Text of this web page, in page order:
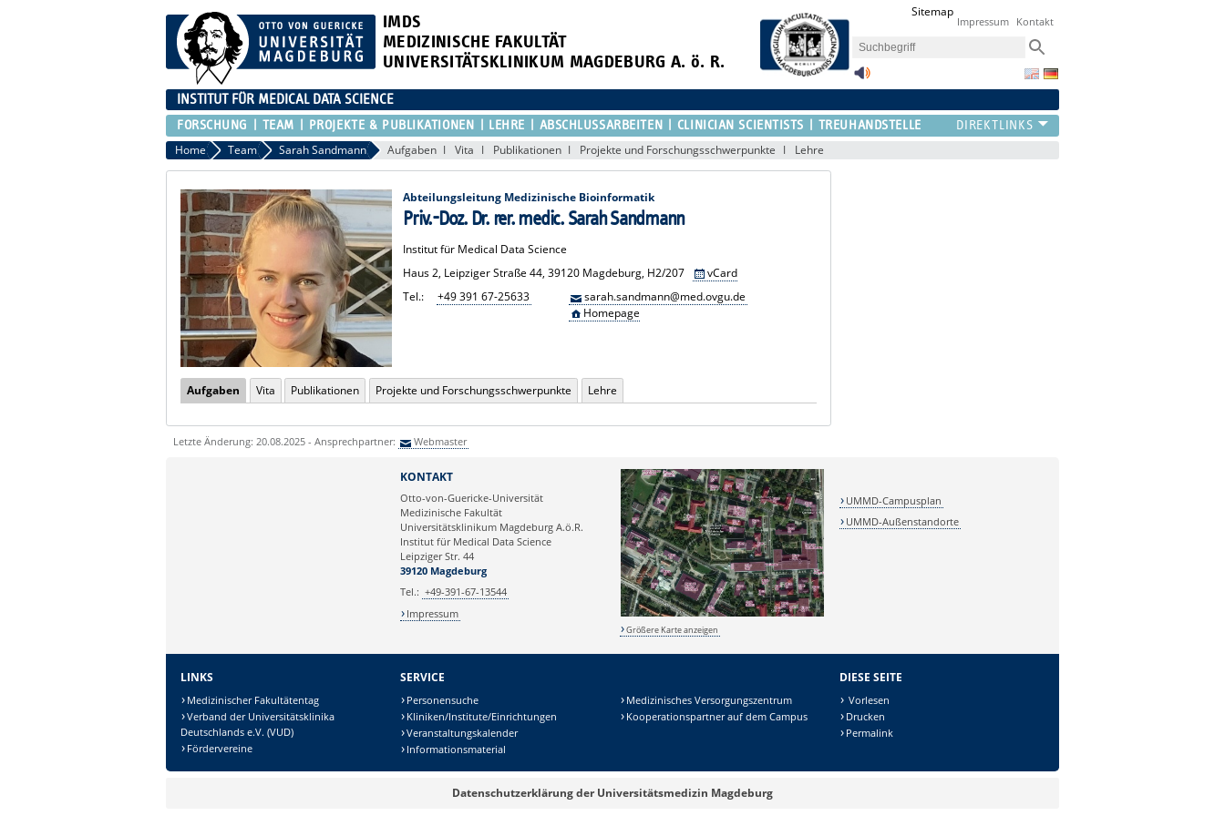
IMDS
MEDIZINISCHE FAKULTÄT
UNIVERSITÄTSKLINIKUM MAGDEBURG A. ö. R.
Sitemap
Impressum Kontakt
INSTITUT FÜR MEDICAL DATA SCIENCE
FORSCHUNG TEAM PROJEKTE & PUBLIKATIONEN LEHRE ABSCHLUSSARBEITEN CLINICIAN SCIENTISTS TREUHANDSTELLE
Home Team Sarah Sandmann Aufgaben Vita Publikationen Projekte und Forschungsschwerpunkte Lehre
Abteilungsleitung Medizinische Bioinformatik
Priv.-Doz. Dr. rer. medic. Sarah Sandmann
Institut für Medical Data Science
Haus 2, Leipziger Straße 44, 39120 Magdeburg, H2/207
vCard
Tel.:
+49 391 67-25633
sarah.sandmann@med.ovgu.de
Homepage
Aufgaben Vita Publikationen Projekte und Forschungsschwerpunkte Lehre
Letzte Änderung: 20.08.2025 - Ansprechpartner: Webmaster
KONTAKT
Otto-von-Guericke-Universität
Medizinische Fakultät
Universitätsklinikum Magdeburg A.ö.R.
Institut für Medical Data Science
Leipziger Str. 44
39120 Magdeburg
Tel.: +49-391-67-13544
Impressum
Größere Karte anzeigen
UMMD-Campusplan
UMMD-Außenstandorte
LINKS
Medizinischer Fakultätentag
Verband der Universitätsklinika
Deutschlands e.V. (VUD)
Fördervereine
SERVICE
Personensuche
Kliniken/Institute/Einrichtungen
Veranstaltungskalender
Informationsmaterial
Medizinisches Versorgungszentrum
Kooperationspartner auf dem Campus
DIESE SEITE
Vorlesen
Drucken
Permalink
Datenschutzerklärung der Universitätsmedizin Magdeburg